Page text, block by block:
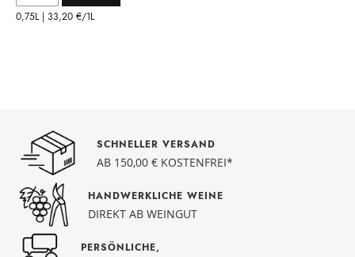
0,75L | 33,20 €/1L
SCHNELLER VERSAND
AB 150,00 € KOSTENFREI*
HANDWERKLICHE WEINE
DIREKT AB WEINGUT
PERSÖNLICHE,